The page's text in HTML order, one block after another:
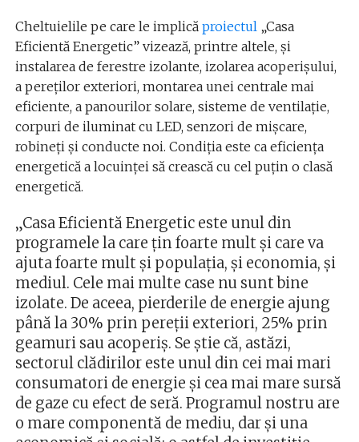
Cheltuielile pe care le implică proiectul„Casa
Eficientă Energetic” vizează, printre altele, și
instalarea de ferestre izolante, izolarea acoperişului,
a pereţilor exteriori, montarea unei centrale mai
eficiente, a panourilor solare, sisteme de ventilaţie,
corpuri de iluminat cu LED, senzori de mişcare,
robineţi şi conducte noi. Condiția este ca eficienţa
energetică a locuinţei să crească cu cel puţin o clasă
energetică.
„Casa Eficientă Energetic este unul din
programele la care ţin foarte mult şi care va
ajuta foarte mult şi populaţia, şi economia, şi
mediul. Cele mai multe case nu sunt bine
izolate. De aceea, pierderile de energie ajung
până la 30% prin pereţii exteriori, 25% prin
geamuri sau acoperiş. Se ştie că, astăzi,
sectorul clădirilor este unul din cei mai mari
consumatori de energie şi cea mai mare sursă
de gaze cu efect de seră. Programul nostru are
o mare componentă de mediu, dar şi una